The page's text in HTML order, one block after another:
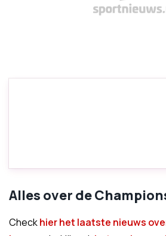
Alles over de
Checkhier het laatste nieuws